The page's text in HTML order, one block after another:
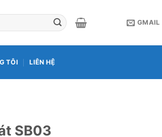
GMAIL
TÔI LIÊN HỆ
SB03